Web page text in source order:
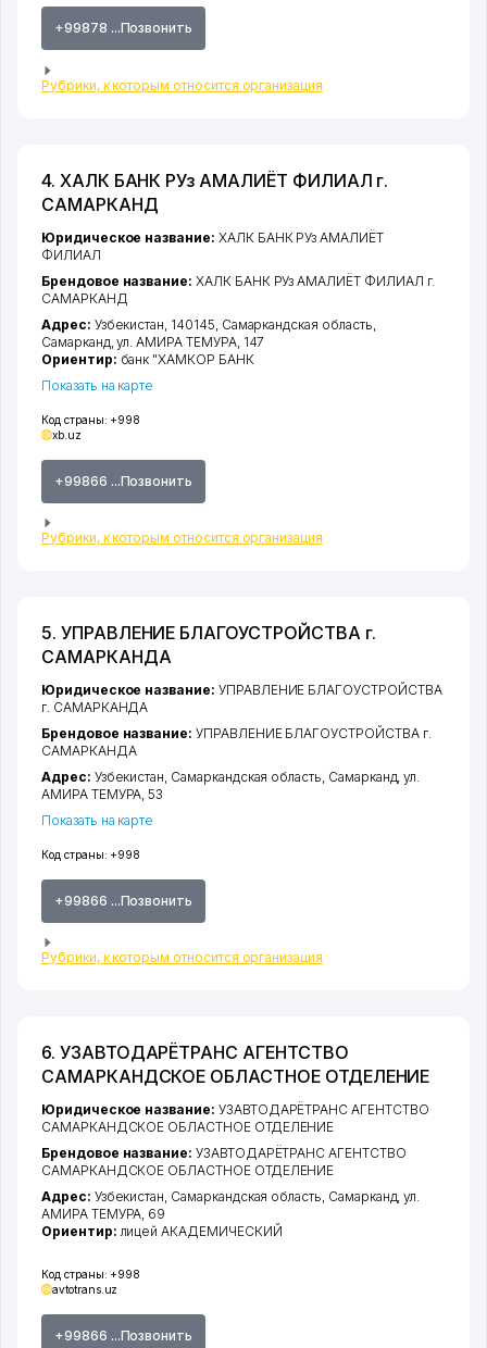
+99878 ...Позвонить
Рубрики, к которым относится организация
4. ХАЛК БАНК РУз АМАЛИЁТ ФИЛИАЛ г.
САМАРКАНД
Код страны: +998
xb.uz
+99866 ...Позвонить
Рубрики, к которым относится организация
Юридическое название: ХАЛК БАНК РУз АМАЛИЁТ
ФИЛИАЛ
Брендовое название: ХАЛК БАНК РУз АМАЛИЁТ ФИЛИАЛ г.
САМАРКАНД
Адрес: Узбекистан, 140145, Самаркандская область
Самарканд ,ул. АМИРА ТЕМУРА, 147
Ориентир: банк "ХАМКОР БАНК
Показать на карте
5. УПРАВЛЕНИЕ БЛАГОУСТРОЙСТВА г.
САМАРКАНДА
Код страны: +998
+99866 ...Позвонить
Рубрики, к которым относится организация
Юридическое название: УПРАВЛЕНИЕ БЛАГОУСТРОЙСТВА
г. САМАРКАНДА
Брендовое название: УПРАВЛЕНИЕ БЛАГОУСТРОЙСТВА г.
САМАРКАНДА
Адрес: Узбекистан, Самаркандская область Самарканд ,ул.
АМИРА ТЕМУРА , 53
Показать на карте
6. УЗАВТОДАРЁТРАНС АГЕНТСТВО
САМАРКАНДСКОЕ ОБЛАСТНОЕ ОТДЕЛЕНИЕ
Код страны: +998
avtotrans.uz
+99866 ...Позвонить
Юридическое название: УЗАВТОДАРЁТРАНС АГЕНТСТВО
САМАРКАНДСКОЕ ОБЛАСТНОЕ ОТДЕЛЕНИЕ
Брендовое название: УЗАВТОДАРЁТРАНС АГЕНТСТВО
САМАРКАНДСКОЕ ОБЛАСТНОЕ ОТДЕЛЕНИЕ
Адрес: Узбекистан, Самаркандская область, Самарканд,ул.
АМИРА ТЕМУРА, 69
Ориентир:лицей АКАДЕМИЧЕСКИЙ